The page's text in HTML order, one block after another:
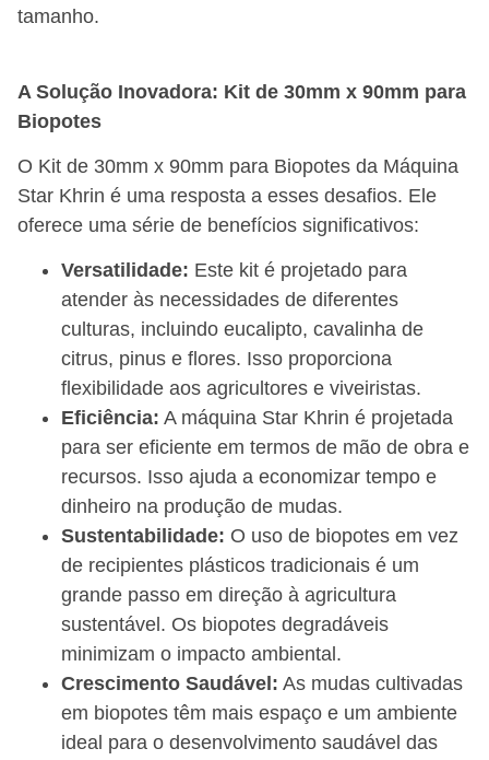
tamanho.
A Solução Inovadora: Kit de 30mm x 90mm para
Biopotes
O Kit de 30mm x 90mm para Biopotes da Máquina
Star Khrin é uma resposta a esses desafios. Ele
oferece uma série de benefícios significativos:
Versatilidade: Este kit é projetado para
atender às necessidades de diferentes
culturas, incluindo eucalipto, cavalinha de
citrus, pinus e flores. Isso proporciona
flexibilidade aos agricultores e viveiristas.
Eficiência: A máquina Star Khrin é projetada
para ser eficiente em termos de mão de obra e
recursos. Isso ajuda a economizar tempo e
dinheiro na produção de mudas.
Sustentabilidade: O uso de biopotes em vez
de recipientes plásticos tradicionais é um
grande passo em direção à agricultura
sustentável. Os biopotes degradáveis
minimizam o impacto ambiental.
Crescimento Saudável: As mudas cultivadas
em biopotes têm mais espaço e um ambiente
ideal para o desenvolvimento saudável das